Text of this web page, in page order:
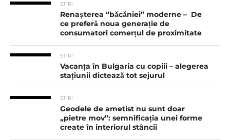
STIRI
Renașterea “băcăniei” moderne – De
ce preferă noua generație de
consumatori comerțul de proximitate
STIRI
Vacanța în Bulgaria cu copiii – alegerea
stațiunii dictează tot sejurul
STIRI
Geodele de ametist nu sunt doar
„pietre mov”: semnificația unei forme
create în interiorul stâncii